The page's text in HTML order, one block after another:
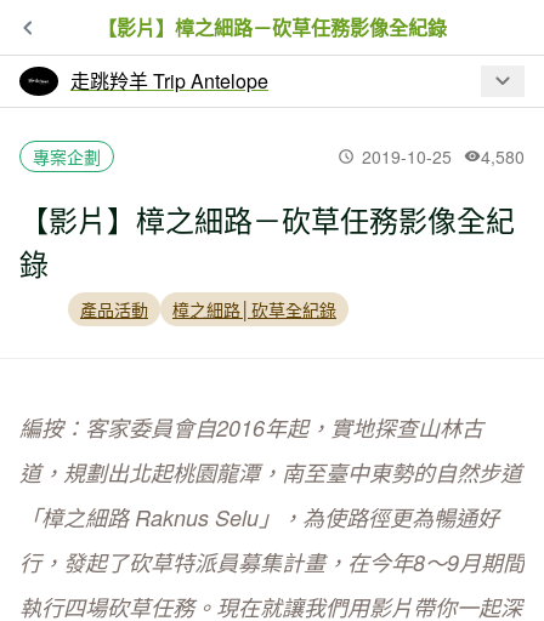
【影片】樟之細路－砍草任務影像全紀錄
走跳羚羊 Trip Antelope
最新文章
【影片】樟之細路－砍草任務影像全紀
專案企劃 2019-10-25 4,580
【影片】樟之細路－砍草任務影像全紀
錄
產品活動 樟之細路│砍草全紀錄
編按： 客家委員會自2016年起，實地探查山林古
道，規劃出北起桃園龍潭，南至臺中東勢的自然步道
「樟之細路 Raknus Selu」，為使路徑更為暢通好
行，發起了砍草特派員募集計畫，在今年8～9月期間
執行四場砍草任務。 現在就讓我們用影片帶你一起深